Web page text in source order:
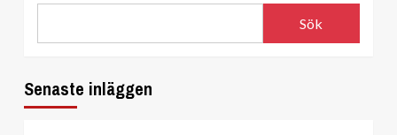
Sök
Senaste inläggen